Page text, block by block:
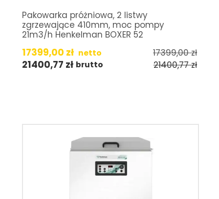
Pakowarka próżniowa, 2 listwy
zgrzewające 410mm, moc pompy
21m3/h Henkelman BOXER 52
17399,00 zł netto 17399,00zł
21400,77 zł brutto 21400,77zł